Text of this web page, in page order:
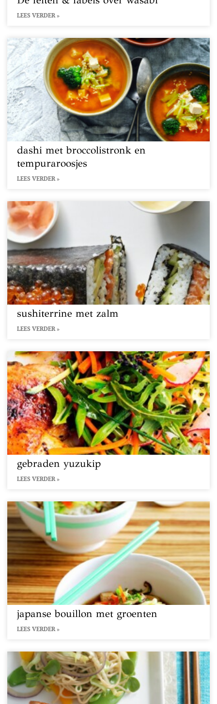
LEES VERDER »
dashi met broccolistronk en
tempuraroosjes
LEES VERDER »
sushiterrine met zalm
LEES VERDER »
gebraden yuzukip
LEES VERDER »
japanse bouillon met groenten
LEES VERDER »